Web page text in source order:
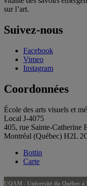
sur l’art.
Suivez-nous
Facebook
Vimeo
Instagram
Coordonnées
École des arts visuels et
Local J-4075
405, rue Sainte-Catherine
Montréal (Québec) H2L
Bottin
Carte
UQAM - Université du Québec à